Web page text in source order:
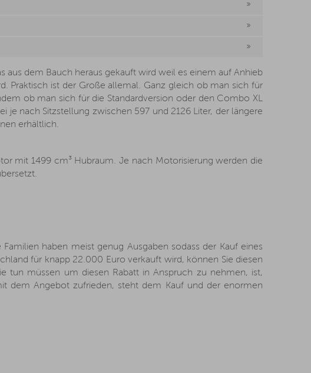
dem Bauch heraus gekauft wird weil es einem auf Anhieb
Praktisch ist der Große allemal. Ganz gleich ob man sich für
ob man sich für die Standardversion oder den Combo XL
nach Sitzstellung zwischen 597 und 2126 Liter, der längere
erhältlich.
mit 1499 cm³ Hubraum. Je nach Motorisierung werden die
haben meist genug Ausgaben sodass der Kauf eines
für knapp 22.000 Euro verkauft wird, können Sie diesen
tun müssen um diesen Rabatt in Anspruch zu nehmen, ist,
dem Angebot zufrieden, steht dem Kauf und der enormen